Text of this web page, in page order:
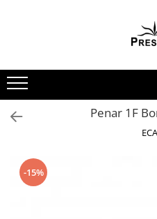
Noutati
Promotii
Pachete Speciale Carti
Arte Divinatorii
Astrologie
Penar 1F
-15%